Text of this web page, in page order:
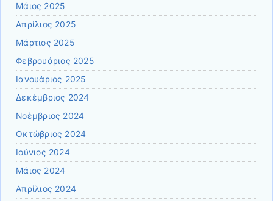
Μάιος 2025
Απρίλιος 2025
Μάρτιος 2025
Φεβρουάριος 2025
Ιανουάριος 2025
Δεκέμβριος 2024
Νοέμβριος 2024
Οκτώβριος 2024
Ιούνιος 2024
Μάιος 2024
Απρίλιος 2024